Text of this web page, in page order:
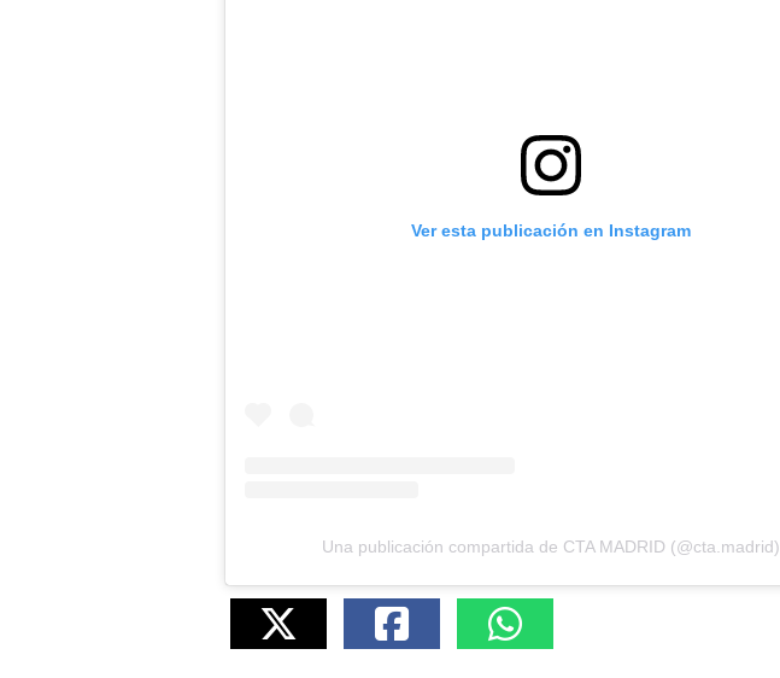
Ver esta publicación en Instagram
Una publicación compartida de CTA MADRID (@cta.madrid)